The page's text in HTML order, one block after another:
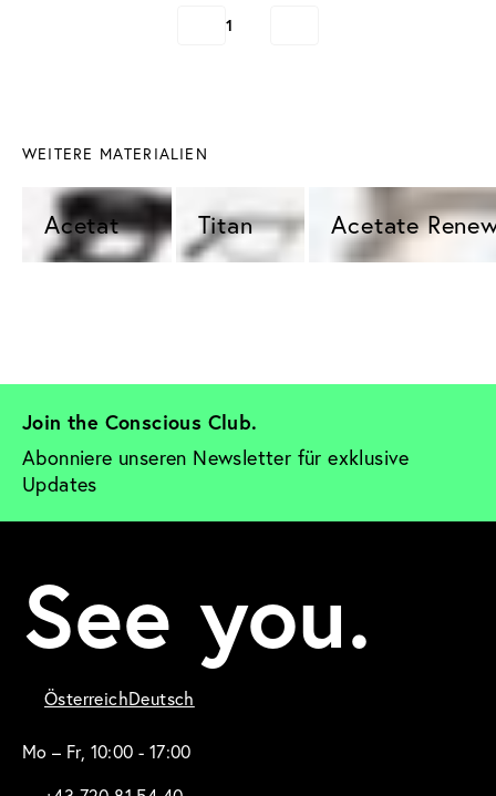
1
WEITERE MATERIALIEN
Acetat Titan Acetate
Join the Conscious Club.
Abonniere unseren Newsletter für exklusive
Updates
See you.
ÖsterreichDeutsch
Mo – Fr, 10:00 - 17:00